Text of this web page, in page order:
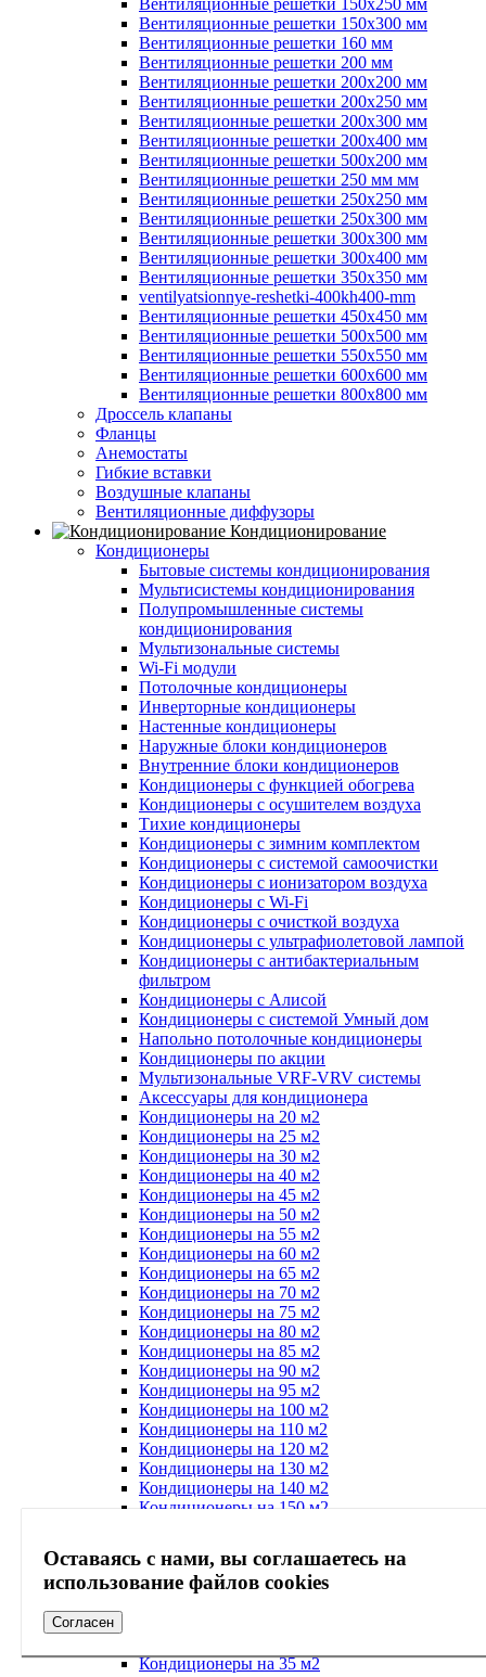
Оставаясь с нами, вы соглашаетесь на
использование файлов cookies
Согласен
Вентиляционные решетки 150х300 мм
Вентиляционные решетки 160 мм
Вентиляционные решетки 200 мм
Вентиляционные решетки 200х200 мм
Вентиляционные решетки 200х250 мм
Вентиляционные решетки 200х300 мм
Вентиляционные решетки 200х400 мм
Вентиляционные решетки 500х200 мм
Вентиляционные решетки 250 мм мм
Вентиляционные решетки 250х250 мм
Вентиляционные решетки 250х300 мм
Вентиляционные решетки 300х300 мм
Вентиляционные решетки 300х400 мм
Вентиляционные решетки 350х350 мм
ventilyatsionnye-reshetki-400kh400-mm
Вентиляционные решетки 450х450 мм
Вентиляционные решетки 500х500 мм
Вентиляционные решетки 550х550 мм
Вентиляционные решетки 600х600 мм
Вентиляционные решетки 800х800 мм
Дроссель клапаны
Фланцы
Анемостаты
Гибкие вставки
Воздушные клапаны
Вентиляционные диффузоры
Кондиционирование
Кондиционеры
Бытовые системы кондиционирования
Мультисистемы кондиционирования
Полупромышленные системы
кондиционирования
Мультизональные системы
Wi-Fi модули
Потолочные кондиционеры
Инверторные кондиционеры
Настенные кондиционеры
Наружные блоки кондиционеров
Внутренние блоки кондиционеров
Кондиционеры с функцией обогрева
Кондиционеры с осушителем воздуха
Тихие кондиционеры
Кондиционеры с зимним комплектом
Кондиционеры с системой самоочистки
Кондиционеры с ионизатором воздуха
Кондиционеры с Wi-Fi
Кондиционеры с очисткой воздуха
Кондиционеры с ультрафиолетовой лампой
Кондиционеры с антибактериальным
фильтром
Кондиционеры с Алисой
Кондиционеры с системой Умный дом
Напольно потолочные кондиционеры
Кондиционеры по акции
Мультизональные VRF-VRV системы
Аксессуары для кондиционера
Кондиционеры на 20 м2
Кондиционеры на 25 м2
Кондиционеры на 30 м2
Кондиционеры на 40 м2
Кондиционеры на 45 м2
Кондиционеры на 50 м2
Кондиционеры на 55 м2
Кондиционеры на 60 м2
Кондиционеры на 65 м2
Кондиционеры на 70 м2
Кондиционеры на 75 м2
Кондиционеры на 80 м2
Кондиционеры на 85 м2
Кондиционеры на 90 м2
Кондиционеры на 95 м2
Кондиционеры на 100 м2
Кондиционеры на 110 м2
Кондиционеры на 120 м2
Кондиционеры на 130 м2
Кондиционеры на 140 м2
Кондиционеры на 150 м2
Кондиционеры на 180 м2
Кондиционеры на 190 м2
Кондиционеры на 35 м2